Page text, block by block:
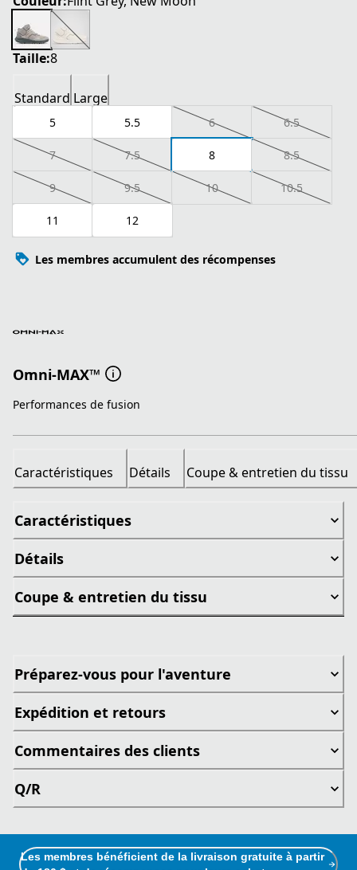
Taille:8
Standard Large
5 5.5 6 6.5
7 7.5 8 8.5
9 9.5 10 10.5
11 12
Les membres accumulent des récompenses
Omni-MAX™
Performances de fusion
Caractéristiques Détails Coupe & entretien du tissu
Caractéristiques
Détails
Coupe & entretien du tissu
Préparez-vous pour l'aventure
Expédition et retours
Commentaires des clients
Q/R
Les membres bénéficient de la livraison gratuite à partir